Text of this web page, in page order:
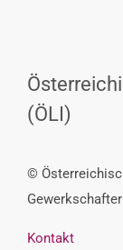
(ÖLI)
©
Kontakt